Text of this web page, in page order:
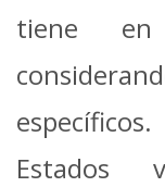
tiene
Estados